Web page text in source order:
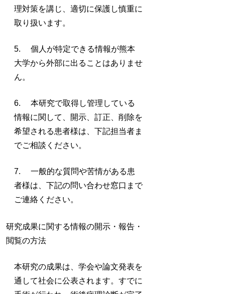
理対策を講じ、適切に保護し慎重に
取り扱います。
5. 個人が特定できる情報が熊本
大学から外部に出ることはありませ
ん。
6. 本研究で取得し管理している
情報に関して、開示、訂正、削除を
希望される患者様は、下記担当者ま
でご相談ください。
7. 一般的な質問や苦情がある患
者様は、下記の問い合わせ窓口まで
ご連絡ください。
研究成果に関する情報の開示・報告・
閲覧の方法
本研究の成果は、学会や論文発表を
通して社会に公表されます。すでに